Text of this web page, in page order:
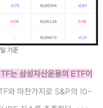
기준
는 삼성자산운용의 ETF이
와 마찬가지로 S&P의 10-